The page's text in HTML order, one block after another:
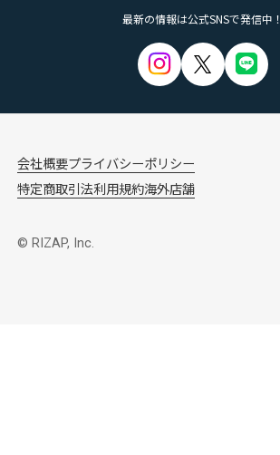
最新の情報は公式SNSで発信中！
会社概要プライバシーポリシー
特定商取引法利用規約海外店舗
© RIZAP, Inc.